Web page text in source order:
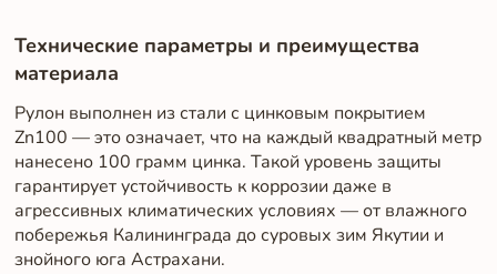
Технические параметры и преимущества
материала
Рулон выполнен из стали с цинковым покрытием
Zn100 — это означает, что на каждый квадратный метр
нанесено 100 грамм цинка. Такой уровень защиты
гарантирует устойчивость к коррозии даже в
агрессивных климатических условиях — от влажного
побережья Калининграда до суровых зим Якутии и
знойного юга Астрахани.